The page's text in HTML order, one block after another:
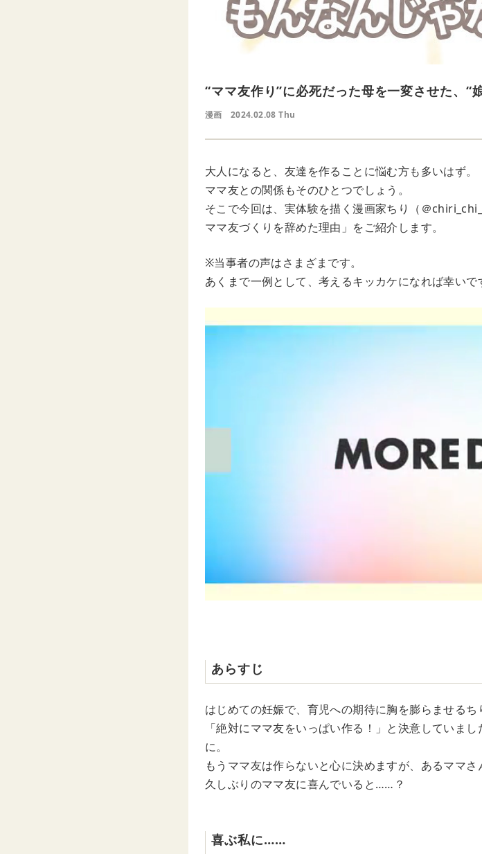
“ママ友作り”に必死だった母を一変させた、“
漫画 2024.02.08 Thu
大人になると、友達を作ることに悩む方も多いはず。
ママ友との関係もそのひとつでしょう。
そこで今回は、実体験を描く漫画家ちり（＠
ママ友づくりを辞めた理由」をご紹介します。
※当事者の声はさまざまです。
あくまで一例として、考えるキッカケになれば幸いで
あらすじ
はじめての妊娠で、育児への期待に胸を膨らませるち
「絶対にママ友をいっぱい作る！」と決意していま
に。
もうママ友は作らないと心に決めますが、あるママ
久しぶりのママ友に喜んでいると……？
喜ぶ私に……